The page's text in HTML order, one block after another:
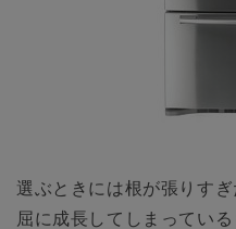
選ぶときには根が張りす
屈に成長してしまってい